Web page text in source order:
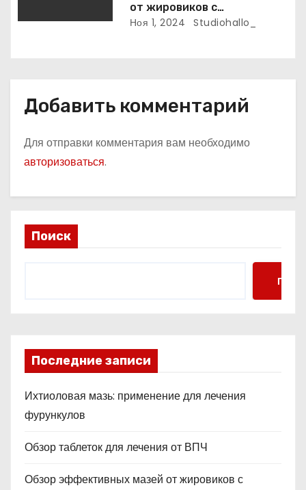
от жировиков с
рассасывающим эффектом
Ноя 1, 2024 Studiohallo_
Добавить комментарий
Для отправки комментария вам необходимо
авторизоваться.
Поиск
Поиск
Последние записи
Ихтиоловая мазь: применение для лечения
фурункулов
Обзор таблеток для лечения от ВПЧ
Обзор эффективных мазей от жировиков с